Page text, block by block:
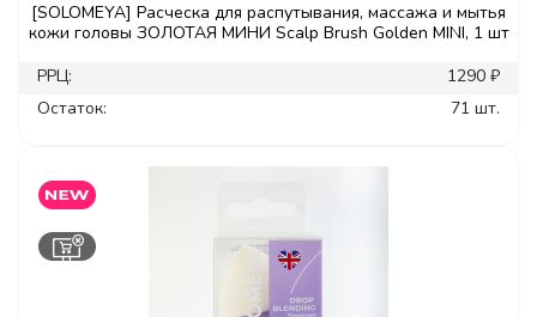
[SOLOMEYA] Расческа для распутывания, массажа и мытья
кожи головы ЗОЛОТАЯ МИНИ Scalp Brush Golden MINI, 1 шт
РРЦ:
1290 ₽
Остаток:
71 шт.